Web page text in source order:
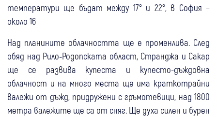
температури ще бъдат между 17° и 22°, в София –
около 16
Над планините облачността ще е променлива. След
обяд над Рило-Родопската област, Странджа и Сакар
ще се развива купеста и купесто-дъждовна
облачност и на много места ще има краткотрайни
валежи от дъжд, придружени с гръмотевици, над 1800
метра валежите ще са от сняг. Ще духа силен и бурен